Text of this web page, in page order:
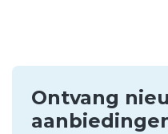
Ontvang